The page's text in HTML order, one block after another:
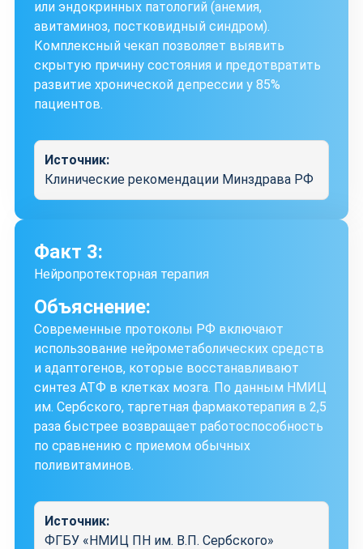
или эндокринных патологий (анемия,
авитаминоз, постковидный синдром).
Комплексный чекап позволяет выявить
скрытую причину состояния и предотвратить
развитие хронической депрессии у 85%
пациентов.
Источник:
Клинические рекомендации Минздрава РФ
Факт 3:
Нейропротекторная терапия
Объяснение:
Современные протоколы РФ включают
использование нейрометаболических средств
и адаптогенов, которые восстанавливают
синтез АТФ в клетках мозга. По данным НМИЦ
им. Сербского, таргетная фармакотерапия в 2,5
раза быстрее возвращает работоспособность
по сравнению с приемом обычных
поливитаминов.
Источник:
ФГБУ «НМИЦ ПН им. В.П. Сербского»